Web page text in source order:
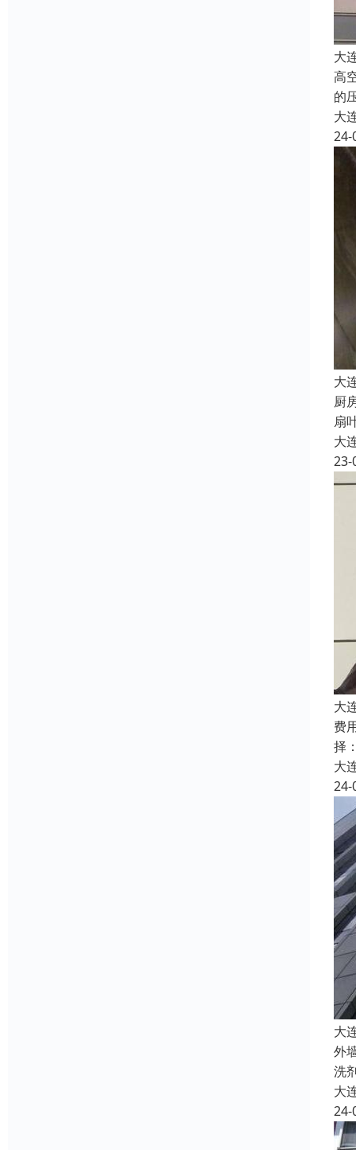
大
高
的
大
24-
大
厨
扇
大
23-
大
费
择
大
24-
大
外
洗
大
24-